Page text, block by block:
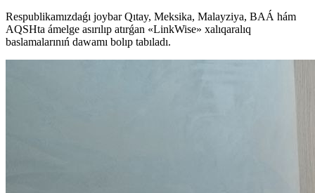
Respublikamızdaǵı joybar Qıtay, Meksika, Malayziya, BAÁ hám
AQSHta ámelge asırılıp atırǵan «LinkWise» xalıqaralıq
baslamalarınıń dawamı bolıp tabıladı.